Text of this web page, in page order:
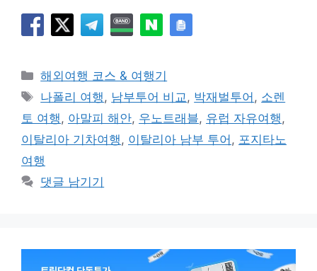
카
테
리
해외여행 코스 & 여행기
태
그
나폴리 여행, 남부투어 비교, 박재벌투어 , 소렌
토 여행, 아말피 해안, 우노트래블, 유럽 자유여행,
이탈리아 기차여행, 이탈리아 남부 투어 , 포지타노
여행
댓글 남기기